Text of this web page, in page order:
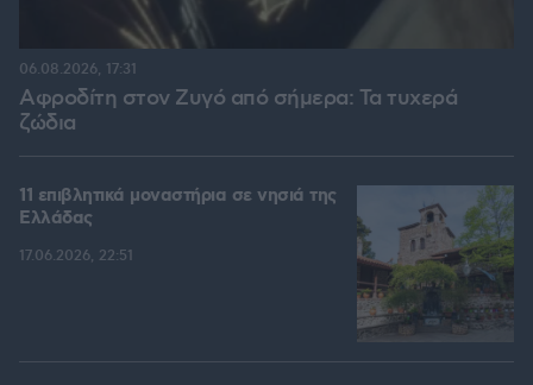
Αφροδίτη στον Ζυγό από σήμερα: Τα τυχερά
ζώδια
06.08.2026, 17:31
11 επιβλητικά μοναστήρια σε νησιά της
Ελλάδας
17.06.2026, 22:51